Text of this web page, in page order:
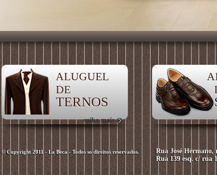
ALUGUEL
DE
TERNOS
saiba mais
© Copyright 2011 - La Beca - Todos so direitos reservados.
Rua José Hermano,
Rua 139 esq. c/ rua